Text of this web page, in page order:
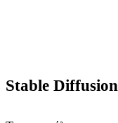
Stable Diffusion